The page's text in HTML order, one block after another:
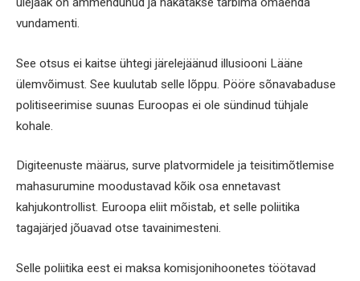
vundamenti.
See otsus ei kaitse ühtegi järelejäänud illusiooni Lääne
ülemvõimust. See kuulutab selle lõppu. Pööre sõnavabaduse
politiseerimise suunas Euroopas ei ole sündinud tühjale
kohale.
Digiteenuste määrus, surve platvormidele ja teisitimõtlemise
mahasurumine moodustavad kõik osa ennetavast
kahjukontrollist. Euroopa eliit mõistab, et selle poliitika
tagajärjed jõuavad otse tavainimesteni.
Selle poliitika eest ei maksa komisjonihoonetes töötavad